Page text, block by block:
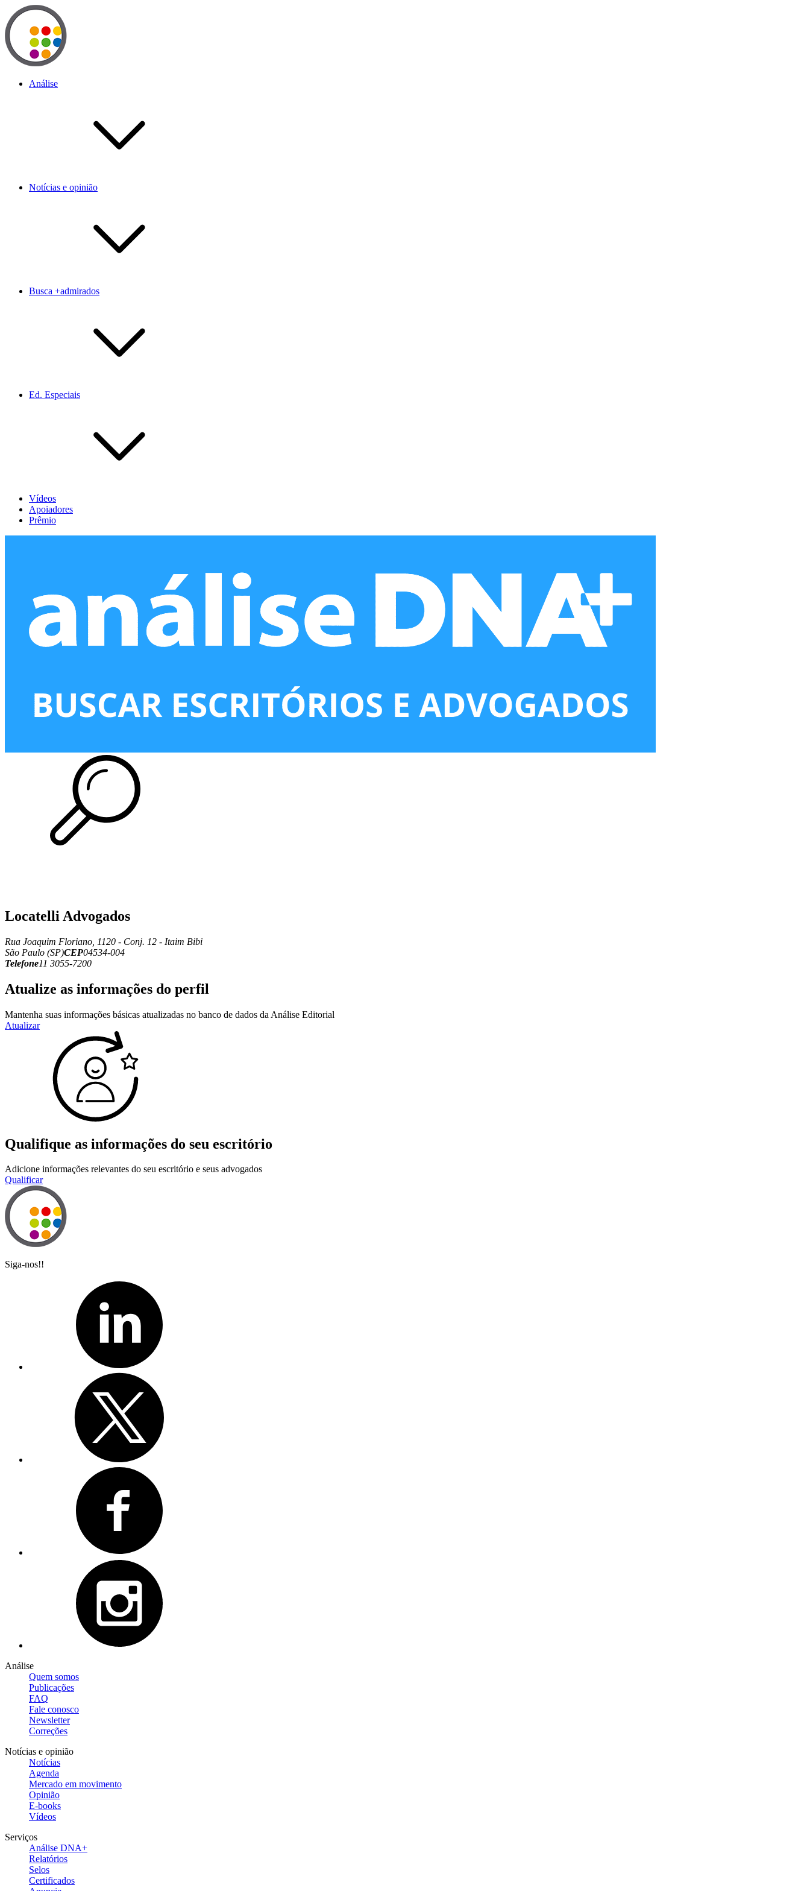
Análise
Notícias e opinião
Busca +admirados
Ed. Especiais
Vídeos
Apoiadores
Prêmio
Locatelli Advogados
Rua Joaquim Floriano, 1120 - Conj. 12 - Itaim Bibi
São Paulo (SP)CEP04534-004
Telefone11 3055-7200
Atualize as informações do perfil
Mantenha suas informações básicas atualizadas no banco de dados da Análise Editorial
Atualizar
Qualifique as informações do seu escritório
Adicione informações relevantes do seu escritório e seus advogados
Qualificar
Siga-nos!!
Análise
Quem somos
Publicações
FAQ
Fale conosco
Newsletter
Correções
Notícias e opinião
Notícias
Agenda
Mercado em movimento
Opinião
E-books
Vídeos
Serviços
Análise DNA+
Relatórios
Selos
Certificados